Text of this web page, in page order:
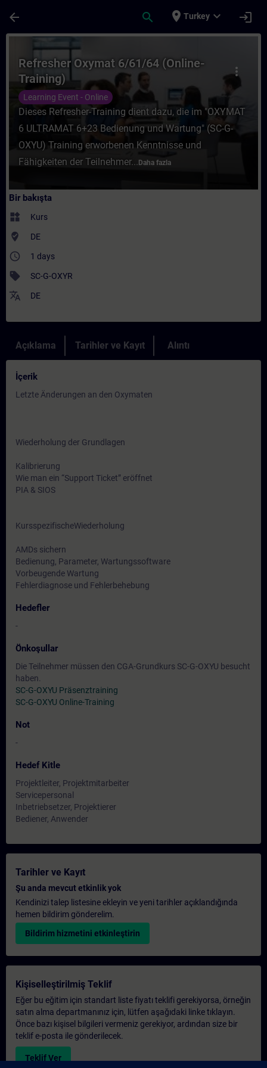
arrow_back search place Turkey expand_more login
Kurs - Refresher Oxymat 6/61/64
more_vert
Refresher Oxymat 6/61/64 (Online-
Training)
Learning Event - Online
Dieses Refresher-Training dient dazu, die im "OXYMAT
6 ULTRAMAT 6+23 Bedienung und Wartung" (SC-G-
OXYU) Training erworbenen Kenntnisse und
Fähigkeiten der Teilnehmer... Daha fazla
Bir bakışta
widgets Kurs
where_to_vote DE
access_time 1 days
sell SC-G-OXYR
translate DE
Açıklama Tarihler ve Kayıt Alıntı
İçerik
Letzte Änderungen an den Oxymaten
Wiederholung der Grundlagen
Kalibrierung
Wie man ein “Support Ticket” eröffnet
PIA & SIOS
KursspezifischeWiederholung
AMDs sichern
Bedienung, Parameter, Wartungssoftware
Vorbeugende Wartung
Fehlerdiagnose und Fehlerbehebung
Hedefler
-
Önkoşullar
Die Teilnehmer müssen den CGA-Grundkurs SC-G-OXYU besucht
haben.
SC-G-OXYU Präsenztraining
SC-G-OXYU Online-Training
Not
-
Hedef Kitle
Projektleiter, Projektmitarbeiter
Servicepersonal
Inbetriebsetzer, Projektierer
Bediener, Anwender
Tarihler ve Kayıt
Şu anda mevcut etkinlik yok
Kendinizi talep listesine ekleyin ve yeni tarihler açıklandığında
hemen bildirim gönderelim.
Bildirim hizmetini etkinleştirin
Kişiselleştirilmiş Teklif
Eğer bu eğitim için standart liste fiyatı teklifi gerekiyorsa, örneğin
satın alma departmanınız için, lütfen aşağıdaki linke tıklayın.
Önce bazı kişisel bilgileri vermeniz gerekiyor, ardından size bir
teklif e-posta ile gönderilecek.
Teklif Ver